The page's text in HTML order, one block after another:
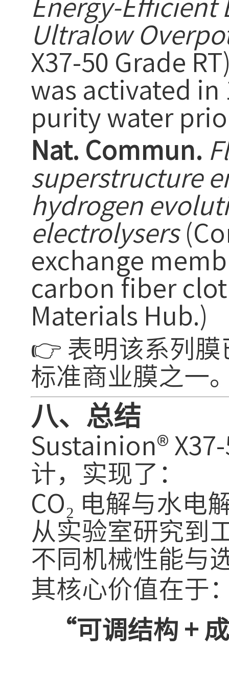
Energy-Efficient
Ultralow
X37-50 Grade
was activated in
purity water
Nat. Commun.
superstructure
hydrogen
electrolysers
exchange
carbon fiber
Materials Hub.)
👉 表明该系列膜
标准商业膜之一
八、总结
Sustainion®
计，实现了：
CO₂ 电解与水电
从实验室研究到
不同机械性能与
其核心价值在于
“可调结构 +